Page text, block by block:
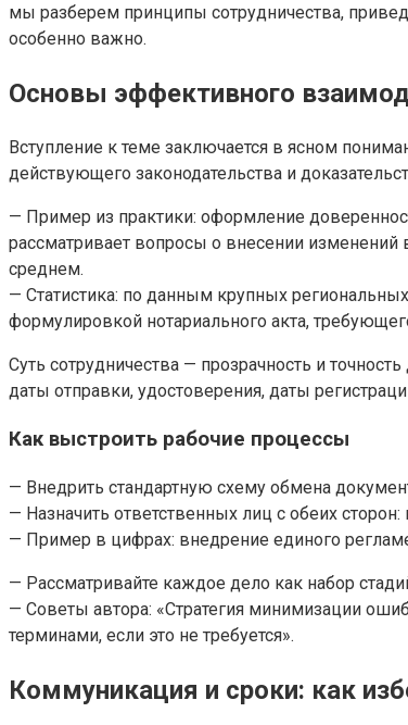
мы разберем принципы сотрудничества,
особенно важно.
Основы эффективного
Вступление к теме заключается в ясном
действующего законодательства и
— Пример из практики: оформление
рассматривает вопросы о внесении
среднем.
— Статистика: по данным крупных
формулировкой нотариального акта,
Суть сотрудничества — прозрачность и
даты отправки, удостоверения, даты
Как выстроить рабочие процессы
— Внедрить стандартную схему обмена
— Назначить ответственных лиц с обеих
— Пример в цифрах: внедрение единого
— Рассматривайте каждое дело как набор
— Советы автора: «Стратегия минимизации
терминами, если это не требуется».
Коммуникация и сроки: как